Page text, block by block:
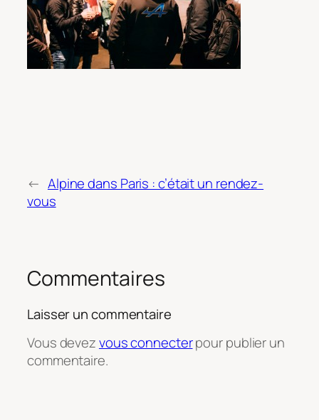
← Alpine dans Paris : c’était un rendez-
vous
Commentaires
Laisser un commentaire
Vous devezvous connecterpour publier un
commentaire.